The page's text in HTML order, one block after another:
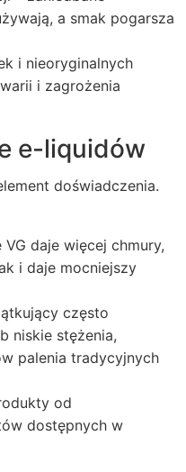
a smak pogarsza
i nieoryginalnych
i zagrożenia
e-liquidów
doświadczenia.
daje więcej chmury,
i daje mocniejszy
często
niskie stężenia,
palenia tradycyjnych
od
dostępnych w